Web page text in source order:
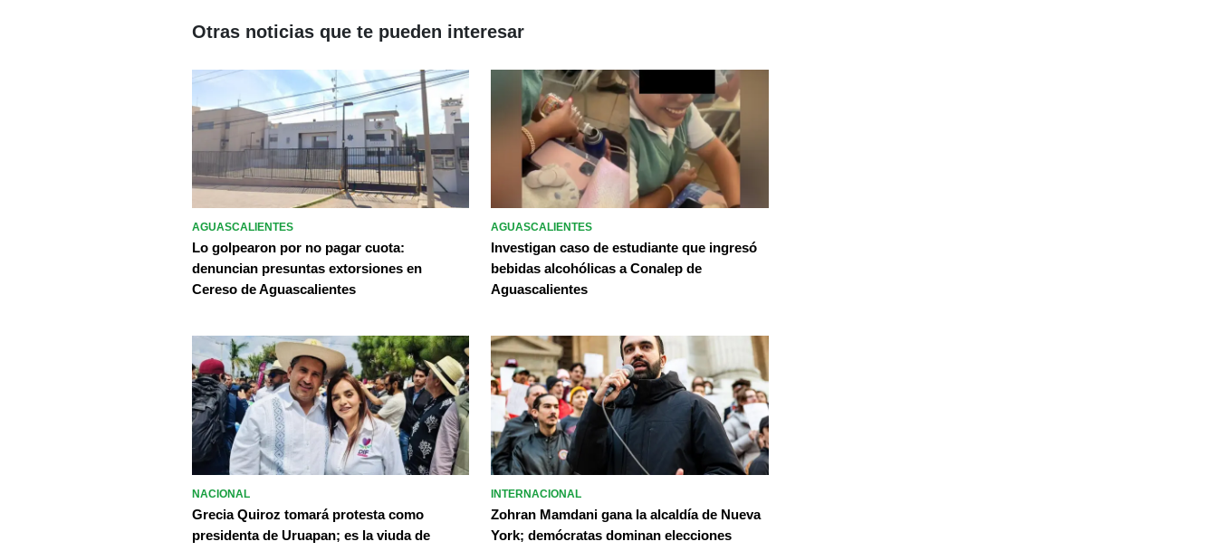
Otras noticias que te pueden interesar
AGUASCALIENTES
Lo golpearon por no pagar cuota:
denuncian presuntas extorsiones en
Cereso de Aguascalientes
AGUASCALIENTES
Investigan caso de estudiante que ingresó
bebidas alcohólicas a Conalep de
Aguascalientes
NACIONAL
Grecia Quiroz tomará protesta como
presidenta de Uruapan; es la viuda de
INTERNACIONAL
Zohran Mamdani gana la alcaldía de Nueva
York; demócratas dominan elecciones